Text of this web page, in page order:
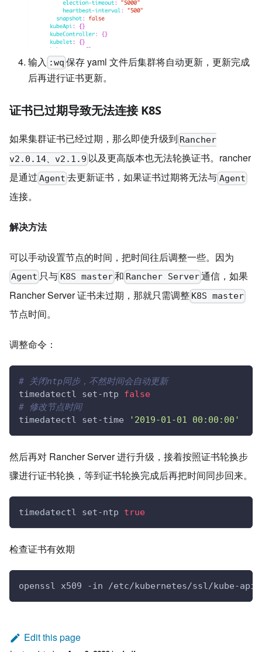
输入 :wq 保存 yaml 文件后集群将自动更新，更新完成
后再进行证书更新。
证书已过期导致无法连接 K8S
如果集群证书已经过期，那么即使升级到 Rancher
v2.0.14、v2.1.9 以及更高版本也无法轮换证书。rancher
是通过 Agent 去更新证书，如果证书过期将无法与 Agent
连接。
解决方法
可以手动设置节点的时间，把时间往后调整一些。因为
Agent 只与 K8S master和 Rancher Server通信，如果
Rancher Server 证书未过期，那就只需调整 K8S master
节点时间。
调整命令：
# 关闭ntp同步，不然时间会自动更新
timedatectl set-ntp false
# 修改节点时间
timedatectl set-time
'2019-01-01 00:00:00'
然后再对 Rancher Server 进行升级，接着按照证书轮换步
骤进行证书轮换，等到证书轮换完成后再把时间同步回来。
timedatectl set-ntp true
检查证书有效期
openssl x509 -in /etc/kubernetes/ssl/kube-
Edit this page